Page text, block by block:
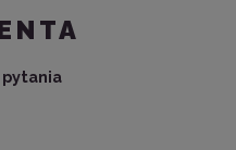
pytania